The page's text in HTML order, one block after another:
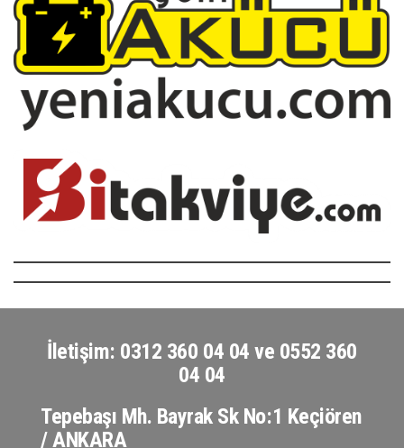
İletişim: 0312 360 04 04 ve 0552 360
04 04
Tepebaşı Mh. Bayrak Sk No:1 Keçiören
/ ANKARA